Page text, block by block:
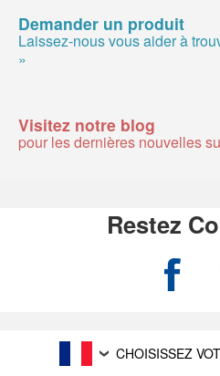
Demander un produit
Laissez-nous vous aider à
»
Visitez notre blog
pour les dernières nouvelles
Restez
CHOISISSEZ